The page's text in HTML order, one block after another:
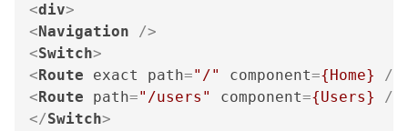
<div>
<Navigation />
<Switch>
<Route exact path="/" component={Home}
/>
<Route path="/users" component={Users}
/>
</Switch>